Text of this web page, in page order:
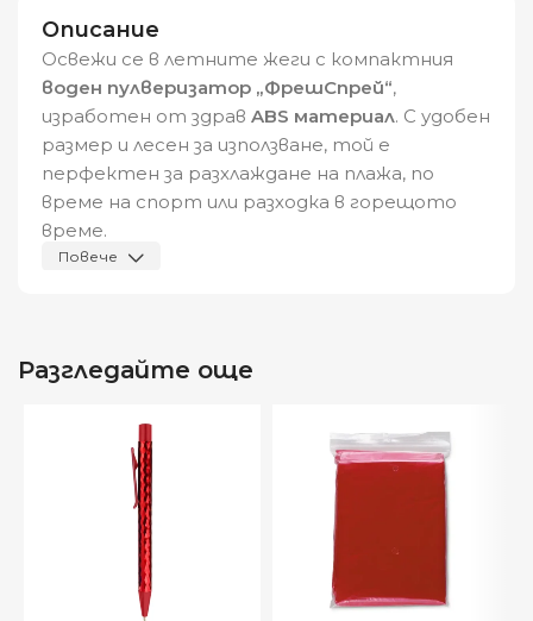
Описание
Освежи се в летните жеги с компактния
воден пулверизатор „ФрешСпрей“,
изработен от здрав ABS материал. С удобен
размер и лесен за използване, той е
перфектен за разхлаждане на плажа, по
време на спорт или разходка в горещото
време.
Предназначение:
Индивидуално
освежаване с водна мъгла
Компактен и удобен за носене
„ФрешСпрей“
– свежест навсякъде с едно
натискане!
Повече
Разгледайте още